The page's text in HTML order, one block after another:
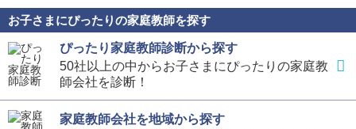
お子さまにぴったりの家庭教師を探す
ぴったり家庭教師診断から探す
50社以上の中からお子さまにぴったりの家庭教
師会社を診断！
家庭教師会社を地域から探す